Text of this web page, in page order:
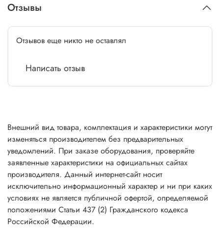
Отзывы
Отзывов еще никто не оставлял
Написать отзыв
Внешний вид товара, комплектация и характеристики могут
изменяться производителем без предварительных
уведомлений. При заказе оборудования, проверяйте
заявленные характеристики на официальных сайтах
производителя. Данный интернет-сайт носит
исключительно информационный характер и ни при каких
условиях не является публичной офертой, определяемой
положениями Статьи 437 (2) Гражданского кодекса
Российской Федерации.